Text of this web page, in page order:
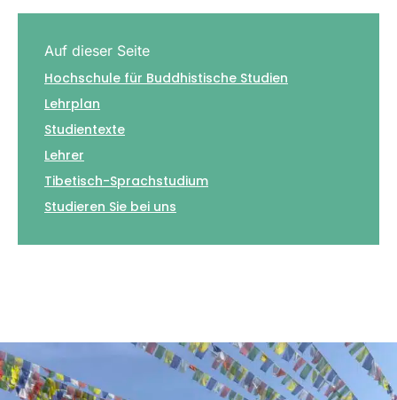
Auf dieser Seite
Hochschule für Buddhistische Studien
Lehrplan
Studientexte
Lehrer
Tibetisch-Sprachstudium
Studieren Sie bei uns